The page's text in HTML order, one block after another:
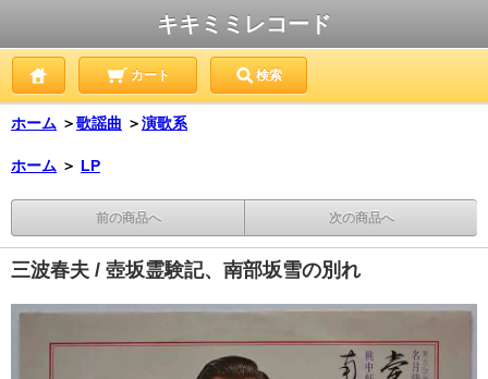
キキミミレコード
カート 検索
ホーム ＞歌謡曲 ＞演歌系
ホーム ＞ LP
前の商品へ 次の商品へ
三波春夫 / 壺坂霊験記、南部坂雪の別れ